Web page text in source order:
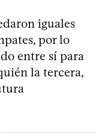
iguales
por lo
entre sí para
la tercera,